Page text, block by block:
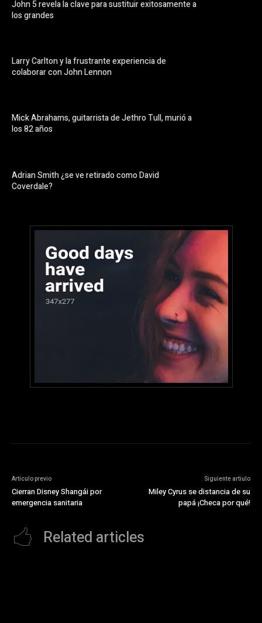
John 5 revela la clave para sustituir exitosamente a
los grandes
Larry Carlton y la frustrante experiencia de
colaborar con John Lennon
Mick Abrahams, guitarrista de Jethro Tull, murió a
los 82 años
Adrian Smith ¿se ve retirado como David
Coverdale?
Articulo previo
Cierran Disney Shangái por
emergencia sanitaria
Siguiente artiulo
Miley Cyrus se distancia de su
papá ¡Checa por qué!
Related articles